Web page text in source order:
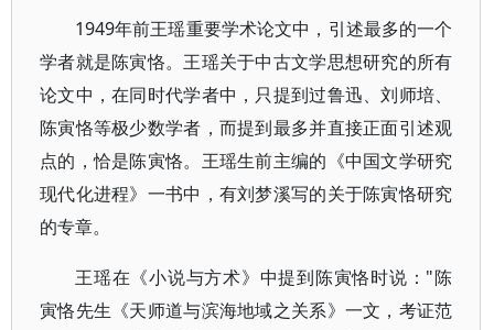
1949年前王瑶重要学术论文中，引述最多的一个
学者就是陈寅恪。王瑶关于中古文学思想研究的所有
论文中，在同时代学者中，只提到过鲁迅、刘师培、
陈寅恪等极少数学者，而提到最多并直接正面引述观
点的，恰是陈寅恪。王瑶生前主编的《中国文学研究
现代化进程》一书中，有刘梦溪写的关于陈寅恪研究
的专章。
王瑶在《小说与方术》中提到陈寅恪时说："陈
寅恪先生《天师道与滨海地域之关系》一文，考证范